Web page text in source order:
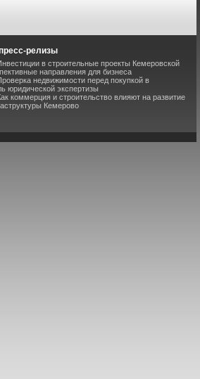
релизы
в строительные проекты Кемеровской
направления для бизнеса
недвижимости перед покупкой в
юридической экспертизы
коммерция и строительство влияют на развитие
Кемерово